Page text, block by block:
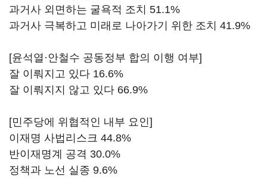
과거사 외면하는 굴욕적 조치 51.1%
과거사 극복하고 미래로 나아가기 위한 조치 41.9%
[윤석열·안철수 공동정부 합의 이행 여부]
잘 이뤄지고 있다 16.6%
잘 이뤄지지 않고 있다 66.9%
[민주당에 위협적인 내부 요인]
이재명 사법리스크 44.8%
반이재명계 공격 30.0%
정책과 노선 실종 9.6%